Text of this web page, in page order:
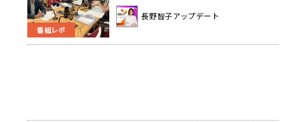
番組レポ
長野智子アップデート